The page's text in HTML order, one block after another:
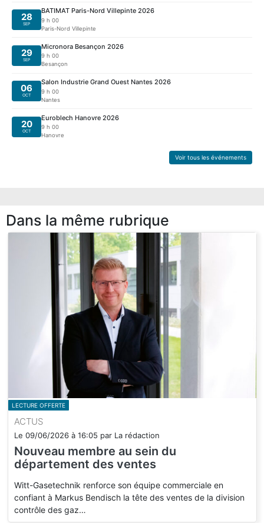
28
SEP
BATIMAT Paris-Nord Villepinte 2026
9 h 00
Paris-Nord Villepinte
29
SEP
Micronora Besançon 2026
9 h 00
Besançon
06
OCT
Salon Industrie Grand Ouest Nantes 2026
9 h 00
Nantes
20
OCT
Euroblech Hanovre 2026
9 h 00
Hanovre
Voir tous les événements
Dans la même rubrique
LECTURE OFFERTE
ACTUS
Le 09/06/2026 à 16:05 par La rédaction
Nouveau membre au sein du
département des ventes
Witt-Gasetechnik renforce son équipe commerciale en
confiant à Markus Bendisch la tête des ventes de la division
contrôle des gaz…